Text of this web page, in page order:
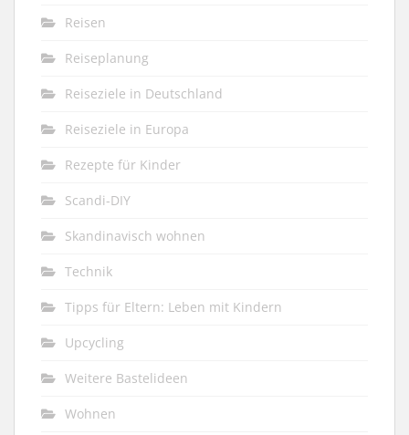
Reisen
Reiseplanung
Reiseziele in Deutschland
Reiseziele in Europa
Rezepte für Kinder
Scandi-DIY
Skandinavisch wohnen
Technik
Tipps für Eltern: Leben mit Kindern
Upcycling
Weitere Bastelideen
Wohnen